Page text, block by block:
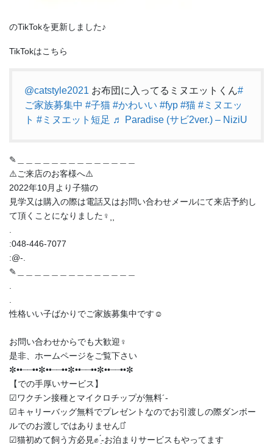
のTikTokを更新しました♪
TikTokはこちら
@catstyle2021 お布団に入ってるミヌエットくん#
ご家族募集中 #子猫 #かわいい #fyp #猫 #ミヌエッ
ト #ミヌエット短足 ♬ Paradise (サビ2ver.) – NiziU
✎︎＿＿＿＿＿＿＿＿＿＿＿＿＿＿
⚠️ご来店のお客様へ⚠️
2022年10月より子猫の
見学又は購入の際は電話又はお問い合わせメールにて来店予約し
て頂くことになりました‍♀️⸒⸒
.
:048-446-7077
:@-.
✎︎＿＿＿＿＿＿＿＿＿＿＿＿＿＿
.
.
性格いい子ばかりでご家族募集中です☺️
お問い合わせからでも大歓迎‍♀️
是非、ホームページをご覧下さい
✼••┈┈••✼••┈┈••✼••┈┈••✼••┈┈••✼
【での手厚いサービス】
︎︎︎︎☑︎ワクチン接種とマイクロチップが無料︎´-
︎︎︎︎☑︎キャリーバッグ無料でプレゼントなのでお引渡しの際ダンボー
ルでのお渡しではありません‪⋆͛
︎︎︎︎☑︎猫初めて飼う方必見✊ ̖́-お泊まりサービスもやってます